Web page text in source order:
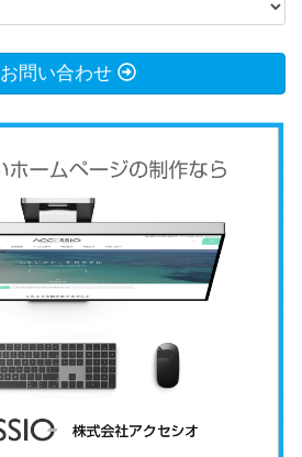
お問い合わせ